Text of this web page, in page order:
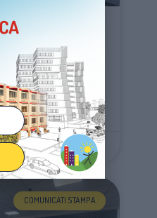
15 giugno
della Speranza e
è una
tra Pubblico e
COMUNICATI STAMPA